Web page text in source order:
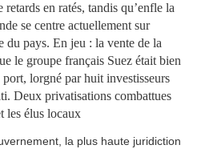
retards en ratés, tandis qu’enfle la
se centre actuellement sur
du pays. En jeu : la vente de la
le groupe français Suez était bien
lorgné par huit investisseurs
Deux privatisations combattues
les élus locaux
la plus haute juridiction